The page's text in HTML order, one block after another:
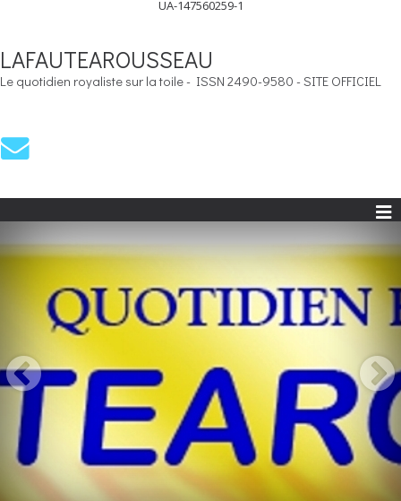
UA-147560259-1
LAFAUTEAROUSSEAU
Le quotidien royaliste sur la toile - ISSN 2490-9580 - SITE OFFICIEL